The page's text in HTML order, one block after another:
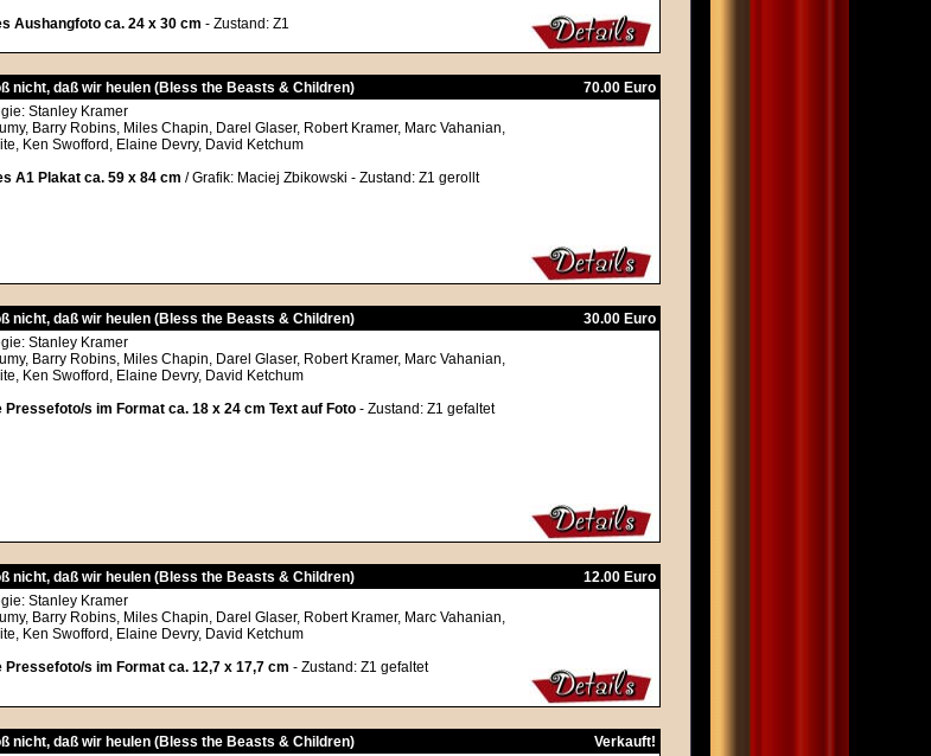
Aushangfoto ca. 24 x 30 cm - Zustand: Z1
nicht, daß wir heulen (Bless the Beasts & Children)
70.00 Euro
Stanley Kramer
Barry Robins, Miles Chapin, Darel Glaser, Robert Kramer, Marc Vahanian,
Ken Swofford, Elaine Devry, David Ketchum
A1 Plakat ca. 59 x 84 cm / Grafik: Maciej Zbikowski - Zustand: Z1 gerollt
nicht, daß wir heulen (Bless the Beasts & Children)
30.00 Euro
Stanley Kramer
Barry Robins, Miles Chapin, Darel Glaser, Robert Kramer, Marc Vahanian,
Ken Swofford, Elaine Devry, David Ketchum
Pressefoto/s im Format ca. 18 x 24 cm Text auf Foto - Zustand: Z1 gefaltet
nicht, daß wir heulen (Bless the Beasts & Children)
12.00 Euro
Stanley Kramer
Barry Robins, Miles Chapin, Darel Glaser, Robert Kramer, Marc Vahanian,
Ken Swofford, Elaine Devry, David Ketchum
Pressefoto/s im Format ca. 12,7 x 17,7 cm - Zustand: Z1 gefaltet
nicht, daß wir heulen (Bless the Beasts & Children)
Verkauft!